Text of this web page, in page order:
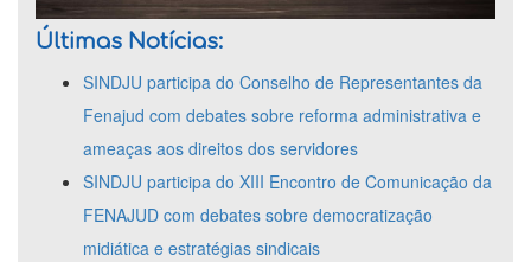
Últimas Notícias:
SINDJU participa do Conselho de Representantes da
Fenajud com debates sobre reforma administrativa e
ameaças aos direitos dos servidores
SINDJU participa do XIII Encontro de Comunicação da
FENAJUD com debates sobre democratização
midiática e estratégias sindicais